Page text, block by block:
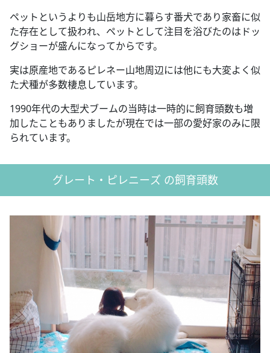
ペットというよりも山岳地方に暮らす番犬であり家畜に似
た存在として扱われ、ペットとして注目を浴びたのはドッ
グショーが盛んになってからです。
実は原産地であるピレネー山地周辺には他にも大変よく似
た犬種が多数棲息しています。
1990年代の大型犬ブームの当時は一時的に飼育頭数も増
加したこともありましたが現在では一部の愛好家のみに限
られています。
グレート・ピレニーズ の飼育頭数